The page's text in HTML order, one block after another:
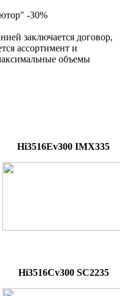
-30%
заключается договор,
ассортимент и
объемы
Hi3516Ev300 IMX335
Hi3516Cv300 SC2235